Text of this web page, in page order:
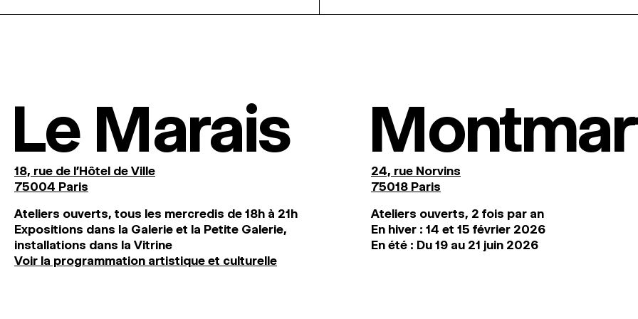
Le Marais
18, rue de l'Hôtel de Ville
75004 Paris
Ateliers ouverts, tous les mercredis de 18h à 21h
Expositions dans la Galerie et la Petite Galerie,
installations dans la Vitrine
Voir la programmation artistique et culturelle
24, rue Norvins
75018 Paris
Ateliers ouverts, 2 fois par an
En hiver : 14 et 15 février 2026
En été : Du 19 au 21 juin 2026